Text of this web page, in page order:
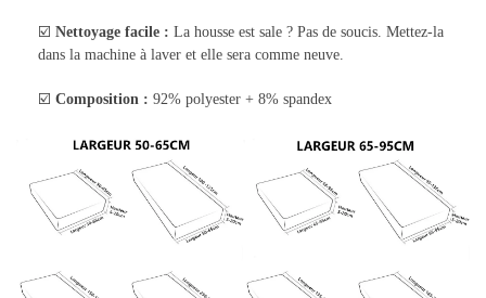
☑️ Nettoyage facile : La housse est sale ? Pas de soucis. Mettez-la
dans la machine à laver et elle sera comme neuve.
☑️ Composition : 92% polyester + 8% spandex